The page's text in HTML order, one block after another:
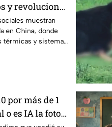
y revoluciona
muestran
en China, donde
térmicas y sistemas
para combatir
por más de 1
o es IA la foto